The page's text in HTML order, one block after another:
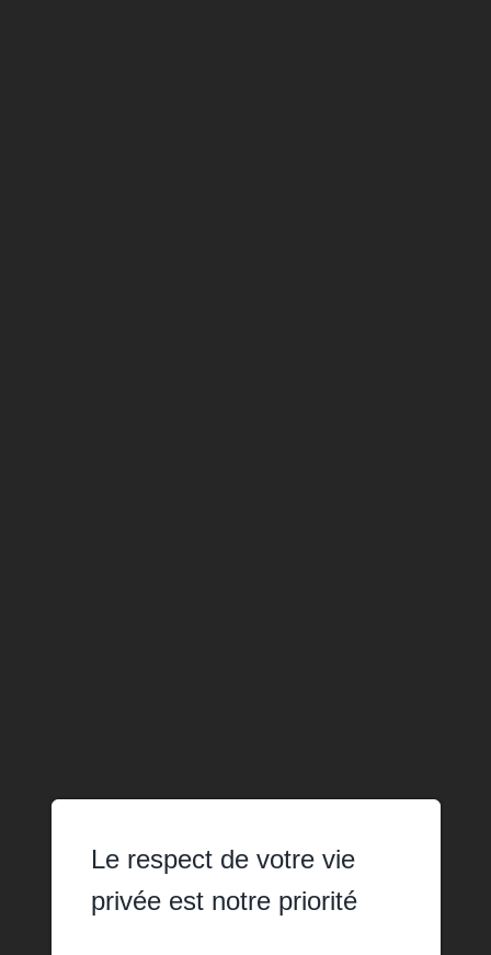
Le respect de votre vie
privée est notre priorité